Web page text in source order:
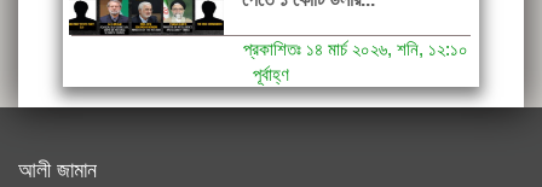
প্রকাশিতঃ ১৪ মার্চ ২০২৬, শনি, ১২:১০
পূর্বাহ্ণ
আলী জামান